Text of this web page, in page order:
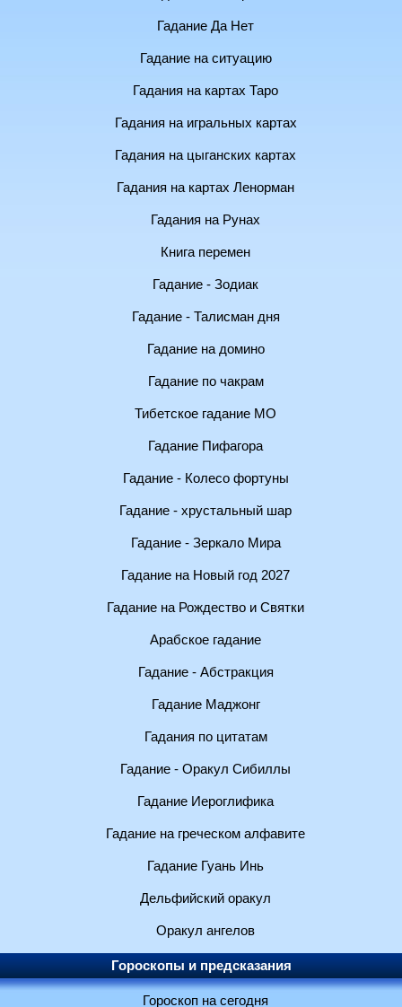
Гадание Да Нет
Гадание на ситуацию
Гадания на картах Таро
Гадания на игральных картах
Гадания на цыганских картах
Гадания на картах Ленорман
Гадания на Рунах
Книга перемен
Гадание - Зодиак
Гадание - Талисман дня
Гадание на домино
Гадание по чакрам
Тибетское гадание МО
Гадание Пифагора
Гадание - Колесо фортуны
Гадание - хрустальный шар
Гадание - Зеркало Мира
Гадание на Новый год 2027
Гадание на Рождество и Святки
Арабское гадание
Гадание - Абстракция
Гадание Маджонг
Гадания по цитатам
Гадание - Оракул Сибиллы
Гадание Иероглифика
Гадание на греческом алфавите
Гадание Гуань Инь
Дельфийский оракул
Оракул ангелов
Гороскопы и предсказания
Гороскоп на сегодня